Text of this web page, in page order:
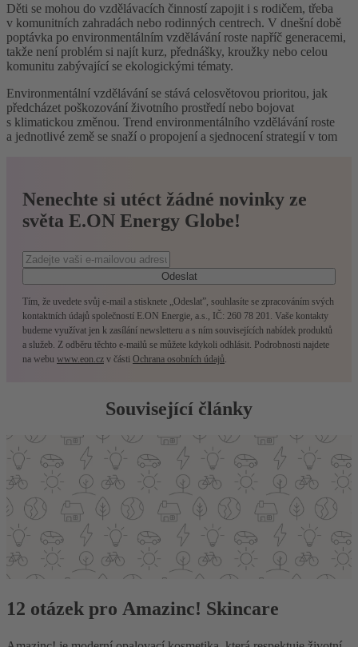
Děti se mohou do vzdělávacích činností zapojit i s rodičem, třeba
v komunitních zahradách nebo rodinných centrech. V dnešní době
poptávka po environmentálním vzdělávání roste napříč generacemi,
takže není problém si najít kurz, přednášky, kroužky nebo celou
komunitu zabývající se ekologickými tématy.
Environmentální vzdělávání se stává celosvětovou prioritou, jak
předcházet poškozování životního prostředí nebo bojovat
s klimatickou změnou. Trend environmentálního vzdělávání roste
a jednotlivé země se snaží o propojení a sjednocení strategií v tom
Nenechte si utéct žádné novinky ze
světa E.ON Energy Globe!
Odeslat
Tím, že uvedete svůj e-mail a stisknete „Odeslat”, souhlasíte se zpracováním svých
kontaktních údajů společností E.ON Energie, a.s., IČ: 260 78 201. Vaše kontakty
budeme využívat jen k zasílání newsletteru a s ním souvisejících nabídek produktů
a služeb. Z odběru těchto e-mailů se můžete kdykoli odhlásit. Podrobnosti najdete
na webu www.eon.cz v části Ochrana osobních údajů
Související články
12 otázek pro Amazinc! Skincare